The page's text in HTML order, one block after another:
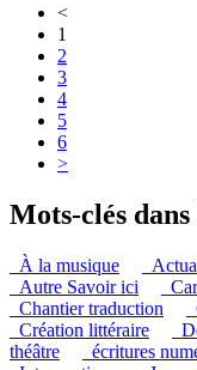
<
1
2
3
4
5
6
>
Mots-clés
_À la musique
_Autre Savoir ici
_Chantier traduction
_Création littéraire
théâtre
_écritures